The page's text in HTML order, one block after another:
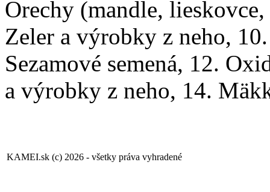
Orechy (mandle,
Zeler a výrobky z neho,
Sezamové semená, 12.
a výrobky z neho, 14.
KAMEI.sk (c) 2026 - všetky práva vyhradené